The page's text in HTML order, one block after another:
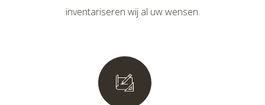
inventariseren wij al uw wensen.